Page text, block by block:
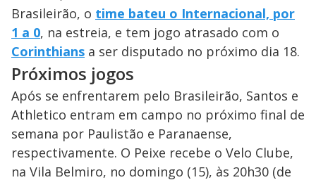
Brasileirão, o time bateu o Internacional, por
1 a 0, na estreia, e tem jogo atrasado com o
Corinthians a ser disputado no próximo dia 18.
Próximos jogos
Após se enfrentarem pelo Brasileirão, Santos e
Athletico entram em campo no próximo final de
semana por Paulistão e Paranaense,
respectivamente. O Peixe recebe o Velo Clube,
na Vila Belmiro, no domingo (15), às 20h30 (de